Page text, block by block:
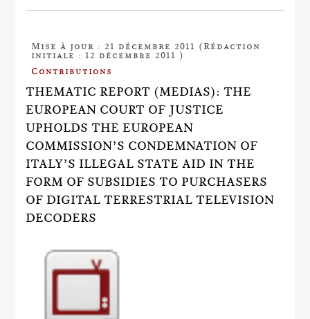
Mise à jour : 21 décembre 2011 (Rédaction
initiale : 12 décembre 2011 )
Contributions
THEMATIC REPORT (MEDIAS): THE
EUROPEAN COURT OF JUSTICE
UPHOLDS THE EUROPEAN
COMMISSION’S CONDEMNATION OF
ITALY’S ILLEGAL STATE AID IN THE
FORM OF SUBSIDIES TO PURCHASERS
OF DIGITAL TERRESTRIAL TELEVISION
DECODERS